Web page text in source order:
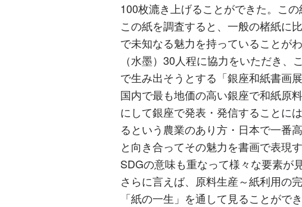
100枚漉き上げることができた。この
この紙を調査すると、一般の楮紙に
で未知なる魅力を持っていることが
（水墨）30人程に協力をいただき
で生み出そうとする「銀座和紙書画
国内で最も地価の高い銀座で和紙原
にして銀座で発表・発信することに
るという農業のあり方・日本で一番
と向き合ってその魅力を書画で表現
SDGの意味も重なって様々な要素が
さらに言えば、原料生産～紙利用の
「紙の一生」を通して見ることがで